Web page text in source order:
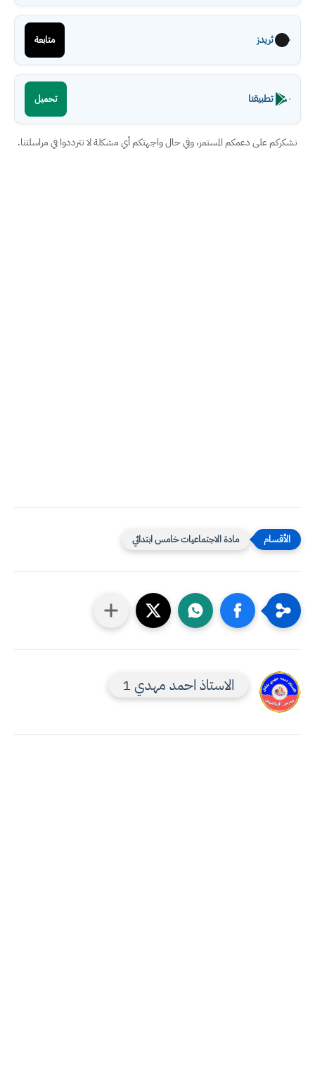
ثريدز متابعة
تطبيقنا تحميل
نشكركم على دعمكم المستمر، وفي حال واجهتكم أي مشكلة لا تترددوا في مراسلتنا.
مادة الاجتماعيات خامس ابتدائي
الاستاذ احمد مهدي 1